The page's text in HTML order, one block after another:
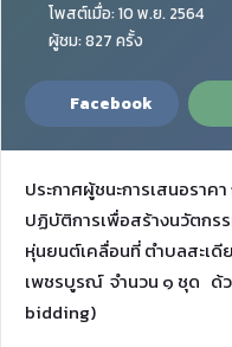
โพสต์เมื่อ: 10 พ.ย. 2564
ผู้ชม: 827 ครั้ง
Facebook
ประกาศผู้ชนะการเสนอรา
ปฏิบัติการเพื่อสร้างนวัตกร
หุ่นยนต์เคลื่อนที่ ตำบลสะเดี
เพชรบูรณ์ จำนวน ๑ ชุด ด้
bidding)